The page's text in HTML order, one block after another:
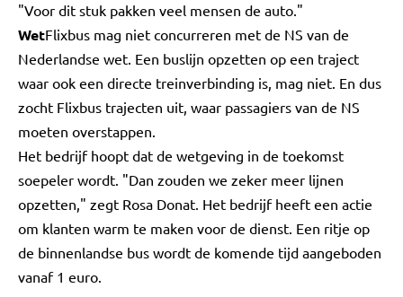
"Voor dit stuk pakken veel mensen de auto."
WetFlixbus mag niet concurreren met de NS van de
Nederlandse wet. Een buslijn opzetten op een traject
waar ook een directe treinverbinding is, mag niet. En dus
zocht Flixbus trajecten uit, waar passagiers van de NS
moeten overstappen.
Het bedrijf hoopt dat de wetgeving in de toekomst
soepeler wordt. "Dan zouden we zeker meer lijnen
opzetten," zegt Rosa Donat. Het bedrijf heeft een actie
om klanten warm te maken voor de dienst. Een ritje op
de binnenlandse bus wordt de komende tijd aangeboden
vanaf 1 euro.